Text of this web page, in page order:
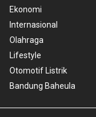
Ekonomi
Internasional
Olahraga
Lifestyle
Otomotif Listrik
Bandung Baheula